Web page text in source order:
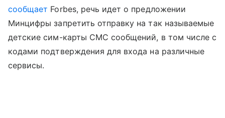
сообщает Forbes, речь идет о предложении
Минцифры запретить отправку на так называемые
детские сим-карты СМС сообщений, в том числе с
кодами подтверждения для входа на различные
сервисы.